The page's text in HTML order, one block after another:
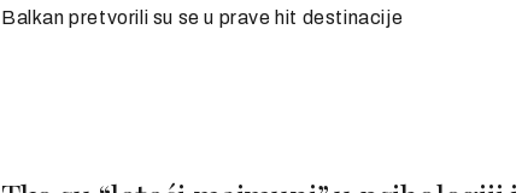
Balkan pretvorili su se u prave hit destinacije